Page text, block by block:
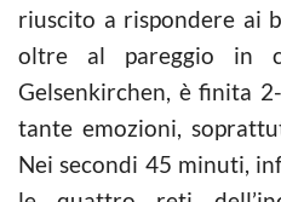
riuscito a rispondere ai
oltre al pareggio in
Gelsenkirchen, è finita
tante emozioni,
Nei secondi 45 minuti,